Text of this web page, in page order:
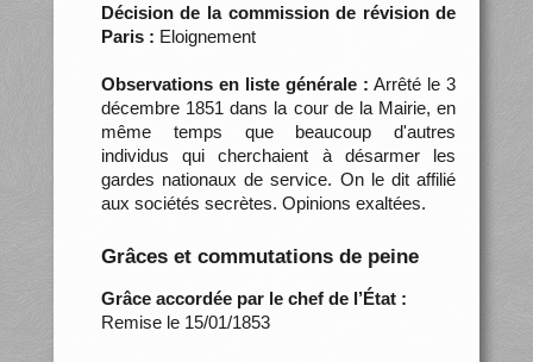
Décision de la commission de révision de
Paris : Eloignement
Observations en liste générale : Arrêté le 3
décembre 1851 dans la cour de la Mairie, en
même temps que beaucoup d'autres
individus qui cherchaient à désarmer les
gardes nationaux de service. On le dit affilié
aux sociétés secrètes. Opinions exaltées.
Grâces et commutations de peine
Grâce accordée par le chef de l’État :
Remise le 15/01/1853